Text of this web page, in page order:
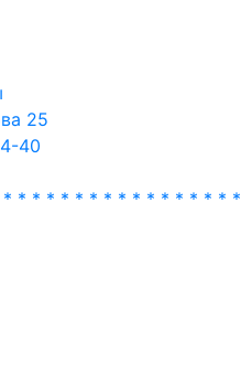
25
40
* * * * * * * * * * * * * * * *